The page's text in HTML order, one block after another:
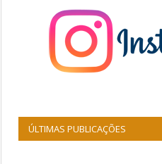
ÚLTIMAS PUBLICAÇÕES